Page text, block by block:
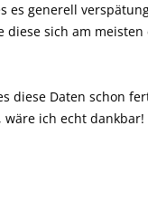
es generell
diese sich am
diese Daten schon
ich echt dankbar!